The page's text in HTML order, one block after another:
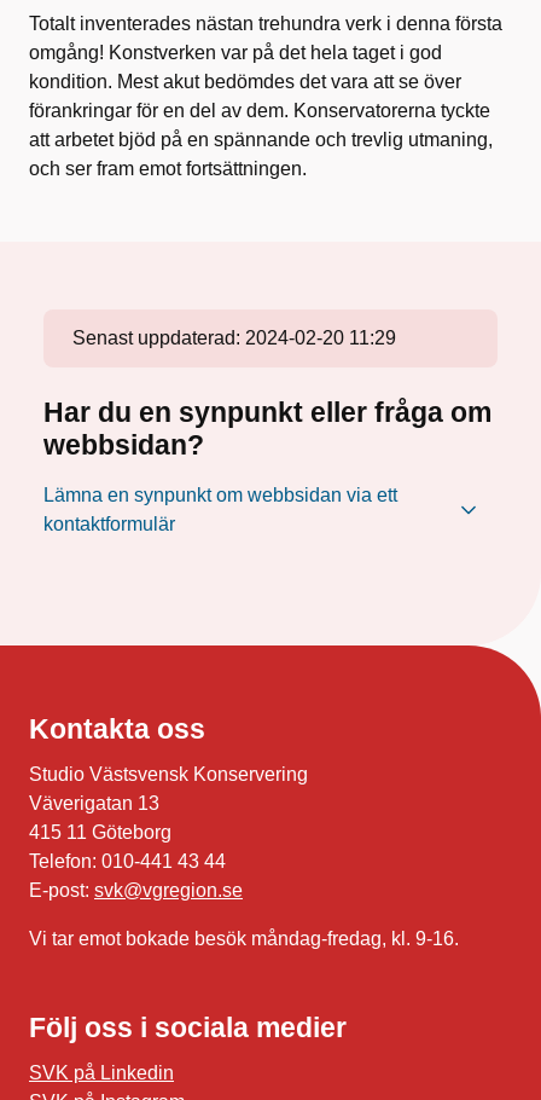
Totalt inventerades nästan trehundra verk i denna första
omgång! Konstverken var på det hela taget i god
kondition. Mest akut bedömdes det vara att se över
förankringar för en del av dem. Konservatorerna tyckte
att arbetet bjöd på en spännande och trevlig utmaning,
och ser fram emot fortsättningen.
Senast uppdaterad: 2024-02-20 11:29
Har du en synpunkt eller fråga om
webbsidan?
Lämna en synpunkt om webbsidan via ett
kontaktformulär
Kontakta oss
Studio Västsvensk Konservering
Väverigatan 13
415 11 Göteborg
Telefon: 010-441 43 44
E-post: svk@vgregion.se
Vi tar emot bokade besök måndag-fredag, kl. 9-16.
Följ oss i sociala medier
SVK på Linkedin